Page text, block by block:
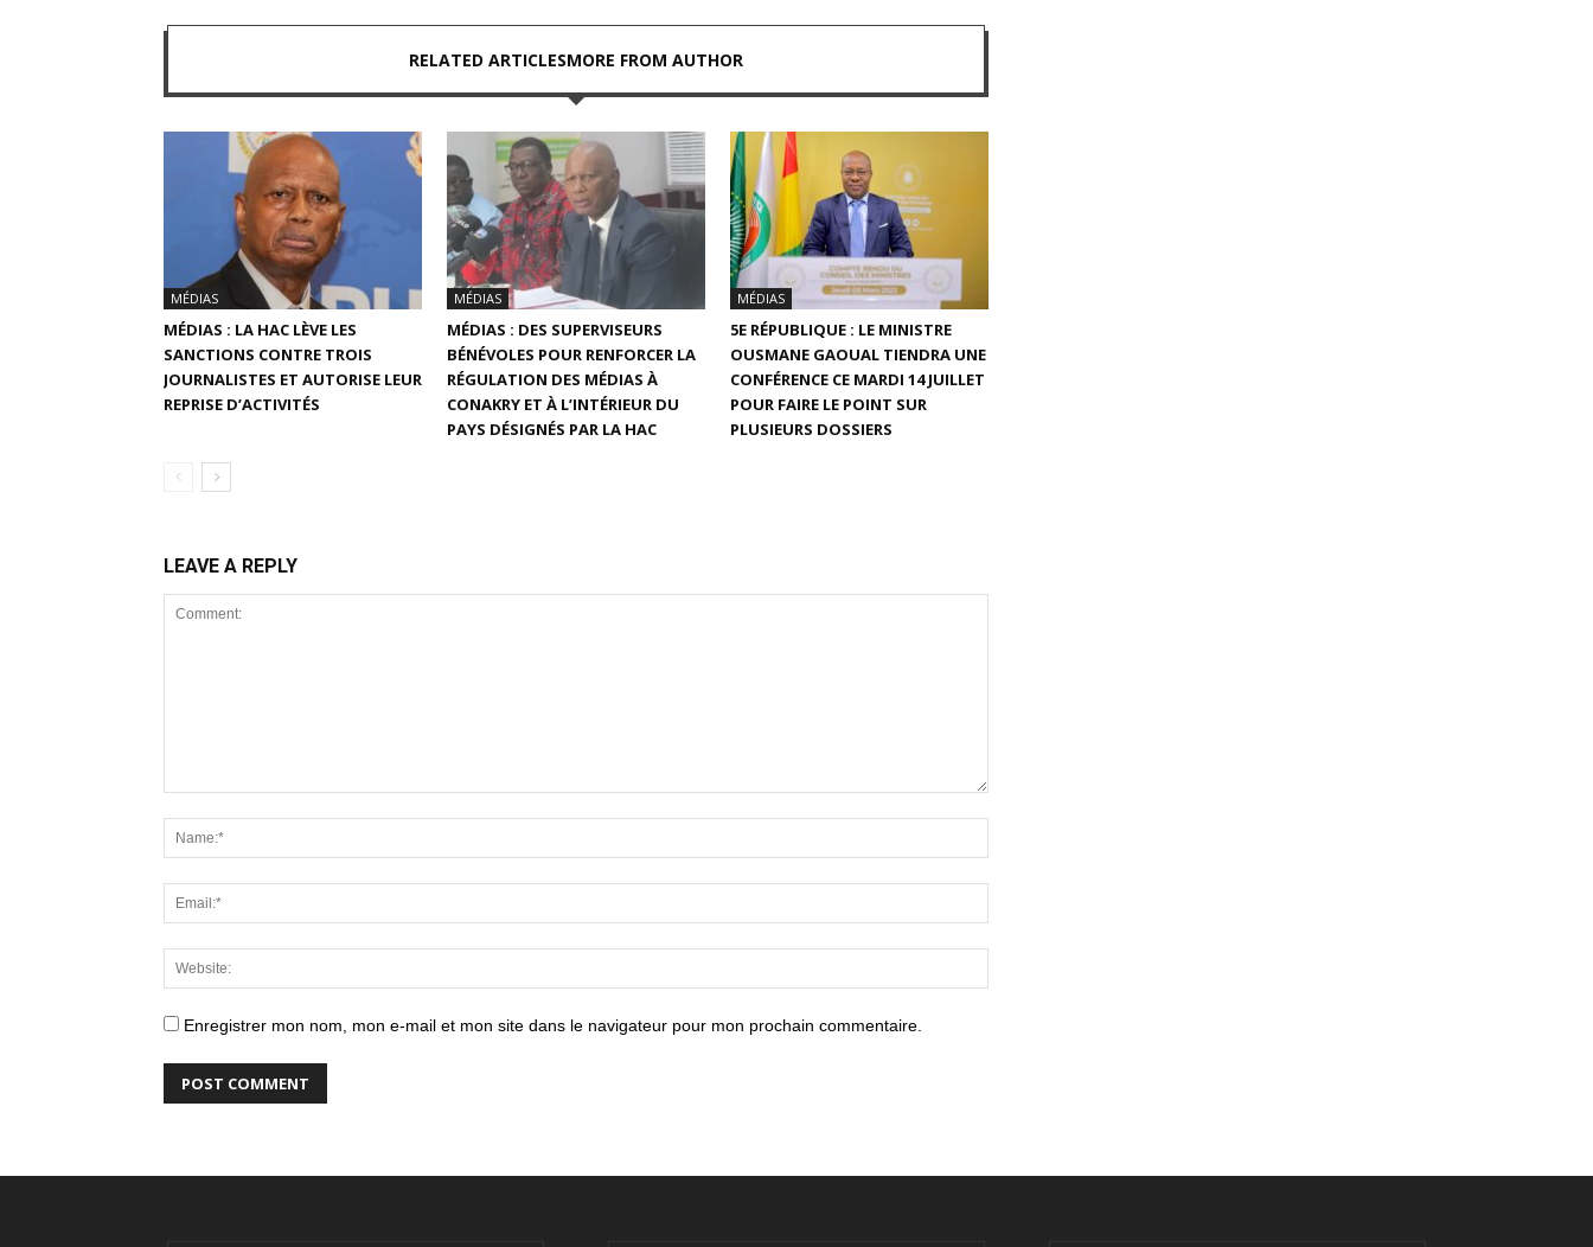
RELATED ARTICLESMORE FROM AUTHOR
MÉDIAS
MÉDIAS : LA HAC LÈVE LES
SANCTIONS CONTRE TROIS
JOURNALISTES ET AUTORISE LEUR
REPRISE D’ACTIVITÉS
MÉDIAS
MÉDIAS : DES SUPERVISEURS
BÉNÉVOLES POUR RENFORCER LA
RÉGULATION DES MÉDIAS À
CONAKRY ET À L’INTÉRIEUR DU
PAYS DÉSIGNÉS PAR LA HAC
MÉDIAS
5E RÉPUBLIQUE : LE MINISTRE
OUSMANE GAOUAL TIENDRA UNE
CONFÉRENCE CE MARDI 14 JUILLET
POUR FAIRE LE POINT SUR
PLUSIEURS DOSSIERS
LEAVE A REPLY
Enregistrer mon nom, mon e-mail et mon site dans le navigateur pour mon prochain commentaire.